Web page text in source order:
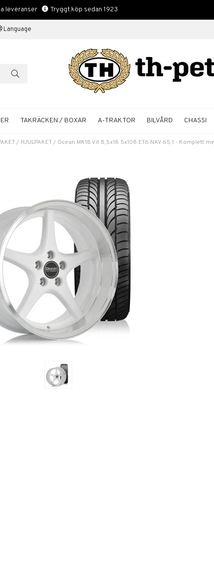
leveranser Tryggt köp sedan 1923
Language
TAKRÄCKEN / BOXAR A-TRAKTOR BILVÅRD CHASSI
/ HJULPAKET/ Ocean MK18 Vit 8,5x18 5x108 ET6 NAV 65,1 - Komplett